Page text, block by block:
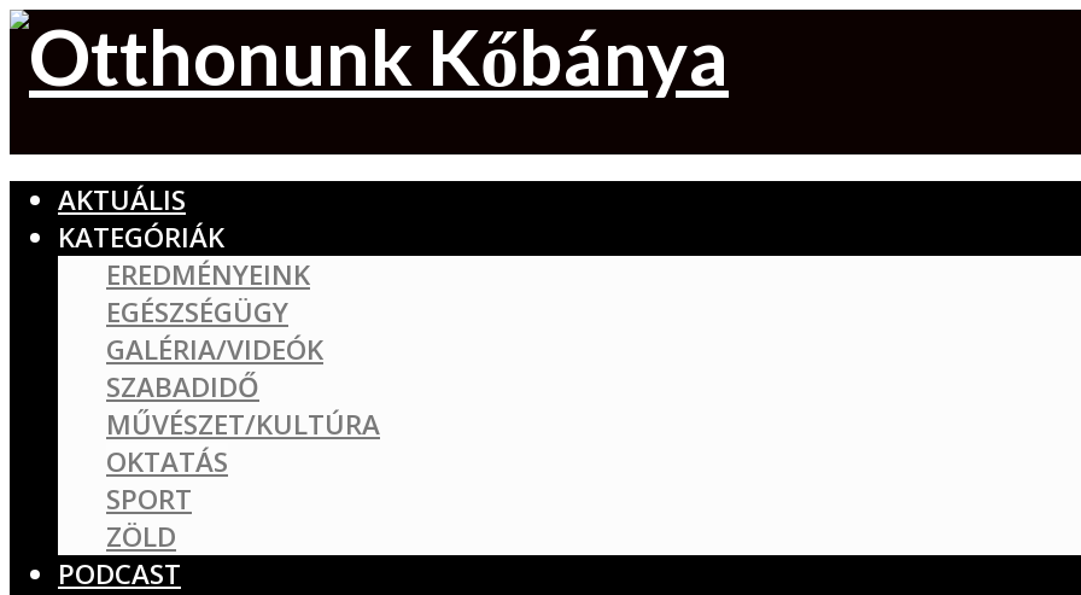
AKTUÁLIS
KATEGÓRIÁK
EREDMÉNYEINK
EGÉSZSÉGÜGY
GALÉRIA/VIDEÓK
SZABADIDŐ
MŰVÉSZET/KULTÚRA
OKTATÁS
SPORT
ZÖLD
PODCAST